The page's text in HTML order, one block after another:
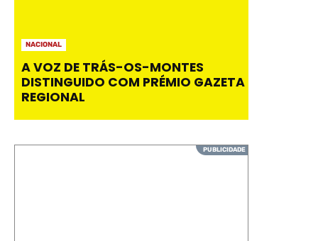
NACIONAL
A VOZ DE TRÁS-OS-MONTES
DISTINGUIDO COM PRÉMIO GAZETA
REGIONAL